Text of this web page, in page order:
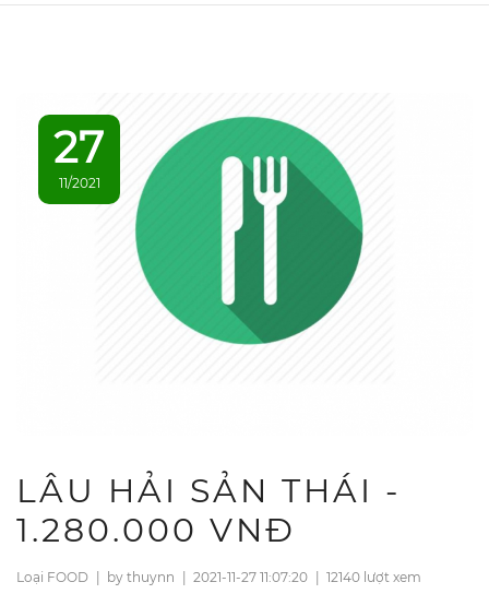
27
11/2021
LÂU HẢI SẢN THÁI -
1.280.000 VNĐ
Loại FOOD | by thuynn | 2021-11-27 11:07:20 | 12140 lượt xem